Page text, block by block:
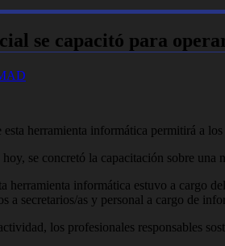
se capacitó para
herramienta informática permitirá a
hoy, se concretó la capacitación sobre
herramienta informática estuvo a cargo
a secretarios/as y personal a cargo de
los profesionales responsables